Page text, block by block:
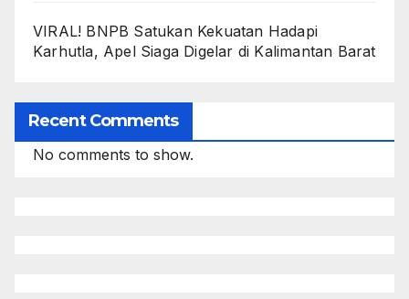
VIRAL! BNPB Satukan Kekuatan Hadapi
Karhutla, Apel Siaga Digelar di Kalimantan Barat
Recent Comments
No comments to show.